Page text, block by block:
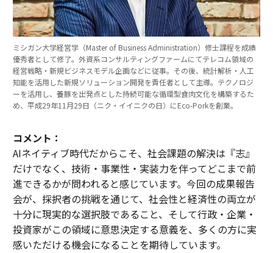
ミシガン大学経営学（Master of Business Administration）修士課程を成績
優秀者として修了。外資系コンサルティングファームにてテレコム領域の
経営戦略・新規ビジネスモデル企画などに従事。その後、統計解析・人工
知能を活用した新規ソリューション開発を責任者として主導。テクノロジ
ーを活用し、養豚を出発点とした持続可能な循環型食肉文化を構築するた
め、平成29年11月29日（ニク・イイニクの日）にEco-Porkを創業。
コメント：
AIネイティブ時代だからこそ、社会課題の解決は『志』
だけでなく、技術・事業性・実装力を伴ってどこまで前
進できるかが問われると感じています。今回の成果報告
会が、採択者の挑戦を通じて、社会性と経済性の両立が
十分に現実的な選択肢であること、そして行政・企業・
投資家がこの領域に意思決定する意義を、多くの方に実
感いただける機会になることを期待しています。